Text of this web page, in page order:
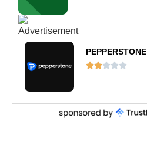
PEPPERSTONE
